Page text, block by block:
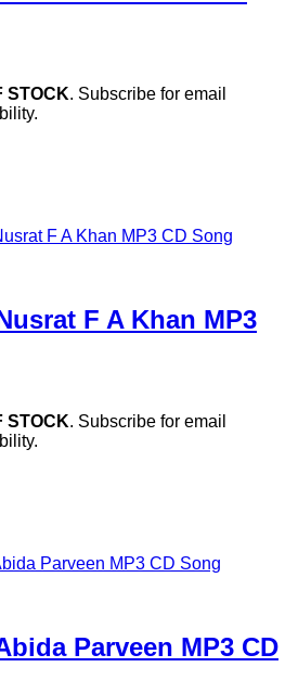
STOCK. Subscribe for email
F A Khan MP3
STOCK. Subscribe for email
Parveen MP3 CD